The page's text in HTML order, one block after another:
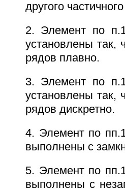
другого
2. Элемент по
установлены так,
рядов плавно.
3. Элемент по
установлены так,
рядов дискретно.
4. Элемент по
выполнены с
5. Элемент по
выполнены с